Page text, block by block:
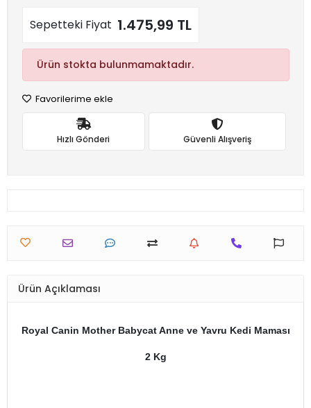
Sepetteki Fiyat 1.475,99 TL
Ürün stokta bulunmamaktadır.
Favorilerime ekle
Hızlı Gönderi Güvenli Alışveriş
Ürün Açıklaması
Royal Canin Mother Babycat Anne ve Yavru Kedi Maması
2 Kg